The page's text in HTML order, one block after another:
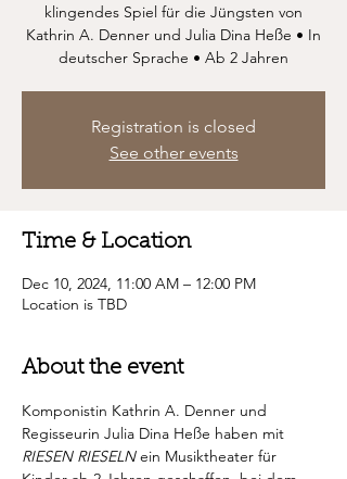
klingendes Spiel für die Jüngsten von
Kathrin A. Denner und Julia Dina Heße • In
deutscher Sprache • Ab 2 Jahren
Registration is closed
See other events
Time & Location
Dec 10, 2024, 11:00 AM – 12:00 PM
Location is TBD
About the event
Komponistin Kathrin A. Denner und
Regisseurin Julia Dina Heße haben mit
RIESEN RIESELN ein Musiktheater für